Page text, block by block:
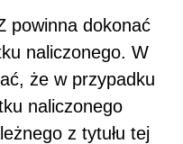
powinna dokonać
naliczonego. W
że w przypadku
naliczonego
z tytułu tej